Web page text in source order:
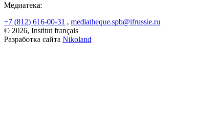
Медиатека:
+7 (812) 616-00-31 , mediatheque.spb@ifrussie.ru
© 2026, Institut français
Разработка сайта Nikoland